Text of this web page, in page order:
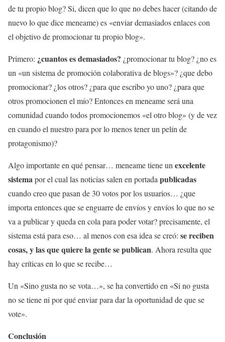
de tu propio blog? Si, dicen que lo que no debes hacer (citando de
nuevo lo que dice meneame) es «enviar demasiados enlaces con
el objetivo de promocionar tu propio blog».
Primero: ¿cuantos es demasiados? ¿promocionar tu blog? ¿no es
un «un sistema de promoción colaborativa de blogs»? ¿que debo
promocionar? ¿los otros? ¿para que escribo yo uno? ¿para que
otros promocionen el mío? Entonces en meneame será una
comunidad cuando todos promocionemos «el otro blog» (y de vez
en cuando el nuestro para por lo menos tener un pelín de
protagonismo)?
Algo importante en qué pensar… meneame tiene un excelente
sistemapor el cual las noticias salen en portada publicadas
cuando creo que pasan de 30 votos por los usuarios… ¿que
importa entonces que se enguarre de envíos y envíos lo que no se
va a publicar y queda en cola para poder votar? precisamente, el
sistema está para eso… al menos con esa idea se creó: se reciben
cosas, y las que quiere la gente se publican. Ahora resulta que
hay críticas en lo que se recibe…
Un «Sino gusta no se vota…», se ha convertido en «Si no gusta
no se tiene ni por qué enviar para dar la oportunidad de que se
vote».
Conclusión